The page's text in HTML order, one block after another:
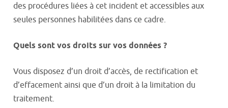
des procédures liées à cet incident et accessibles aux
seules personnes habilitées dans ce cadre.
Quels sont vos droits sur vos données ?
Vous disposez d’un droit d’accès, de rectification et
d’effacement ainsi que d’un droit à la limitation du
traitement.